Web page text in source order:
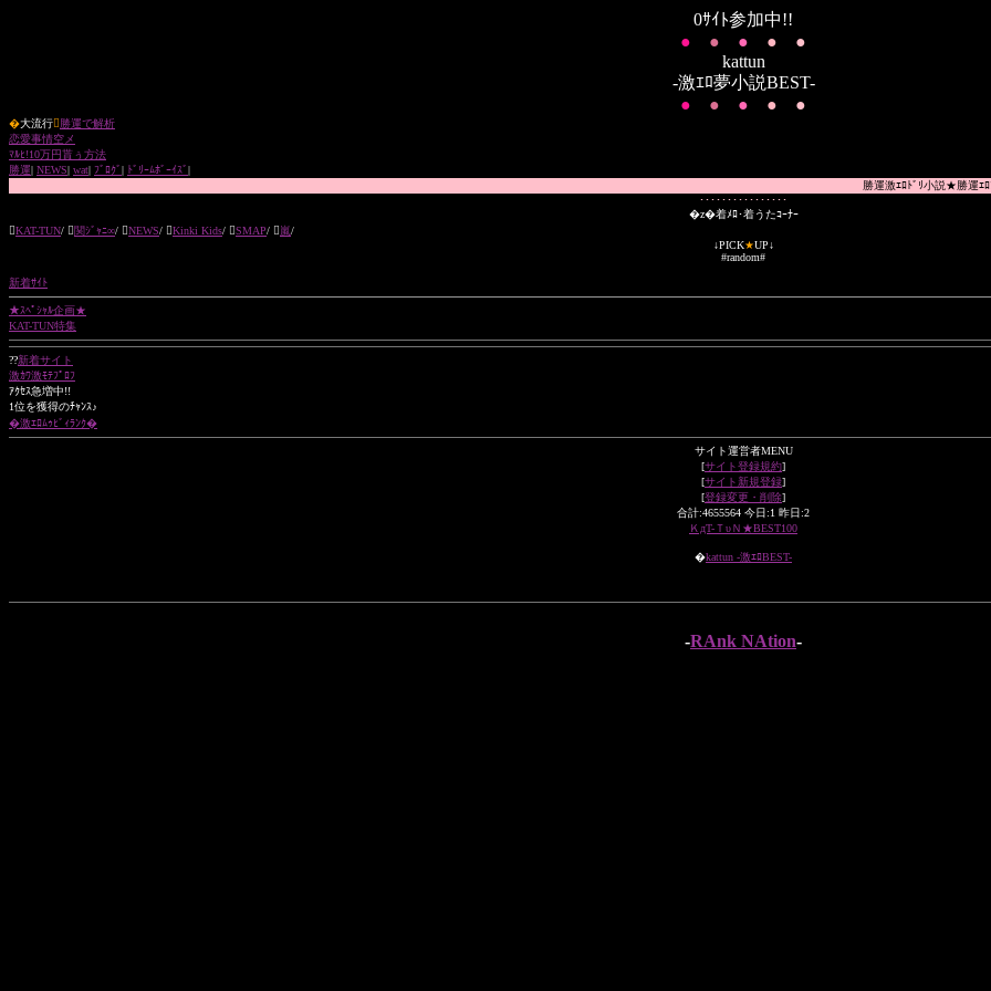
0ｻｲﾄ参加中!!
●
● ● ●
●
kattun
-激ｴﾛ夢小説BEST-
●
● ● ● ●
�大流行 勝運で解析
恋愛事情空メ
ﾏﾙﾋ!10万円貰ぅ方法
勝運| NEWS| wat| ﾌﾞﾛｸﾞ| ﾄﾞﾘｰﾑﾎﾞｰｲｽﾞ|
勝運激ｴﾛﾄﾞﾘ小説★勝運ｴﾛ
････････････････
�z�着ﾒﾛ･着うたｺｰﾅｰ
KAT-TUN/ 関ｼﾞｬﾆ∞/ NEWS/ Kinki Kids/ SMAP/ 嵐/
↓PICK★UP↓
#random#
新着ｻｲﾄ
★ｽﾍﾟｼｬﾙ企画★
KAT-TUN特集
??新着サイト
激ｶﾜ激ﾓﾃﾌﾟﾛﾌ
ｱｸｾｽ急増中!!
1位を獲得のﾁｬﾝｽ♪
�激ｴﾛﾑｩﾋﾞｨﾗﾝｸ�
サイト運営者MENU
[サイト登録規約]
[サイト新規登録]
[登録変更・削除]
合計:4655564 今日:1 昨日:2
ＫдT-ＴυＮ★BEST100
�kattun -激ｴﾛBEST-
-RAnk NAtion-